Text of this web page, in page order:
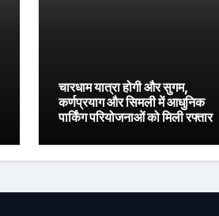
चारधाम यात्रा होगी और सुगम,
कर्णप्रयाग और सिमली में आधुनिक
पार्किंग परियोजनाओं को मिली रफ्तार